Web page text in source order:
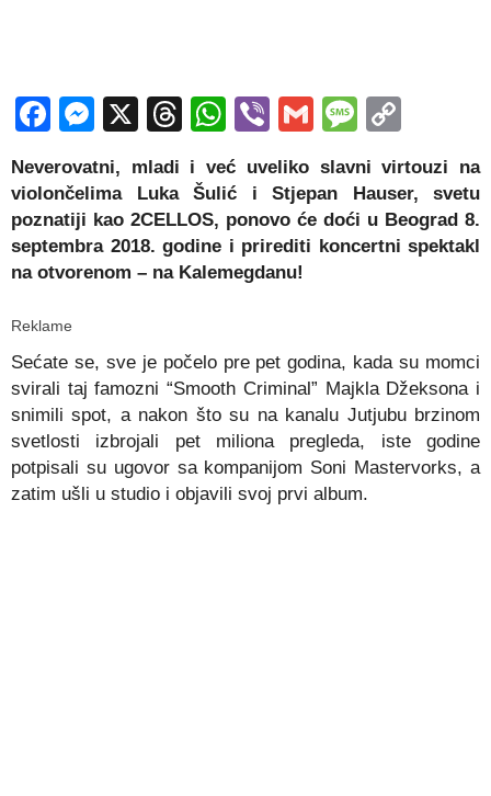
Facebook
Messenger
X Threads
WhatsApp
ViberGmail
Neverovatni, mladi i već uveliko slavni virtouzi na
violončelima Luka Šulić i Stjepan Hauser, svetu
poznatiji kao 2CELLOS, ponovo će doći u Beograd 8.
septembra 2018. godine i prirediti koncertni spektakl
na otvorenom – na Kalemegdanu!
Reklame
Sećate se, sve je počelo pre pet godina, kada su momci
svirali taj famozni “Smooth Criminal” Majkla Džeksona i
snimili spot, a nakon što su na kanalu Jutjubu brzinom
svetlosti izbrojali pet miliona pregleda, iste godine
potpisali su ugovor sa kompanijom Soni Mastervorks, a
zatim ušli u studio i objavili svoj prvi album.